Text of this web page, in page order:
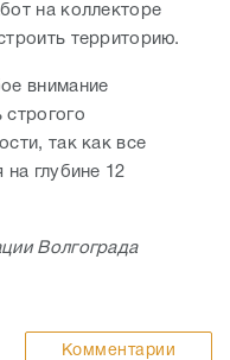
на коллекторе
территорию.
внимание
так как все
глубине 12
Волгограда
Комментарии